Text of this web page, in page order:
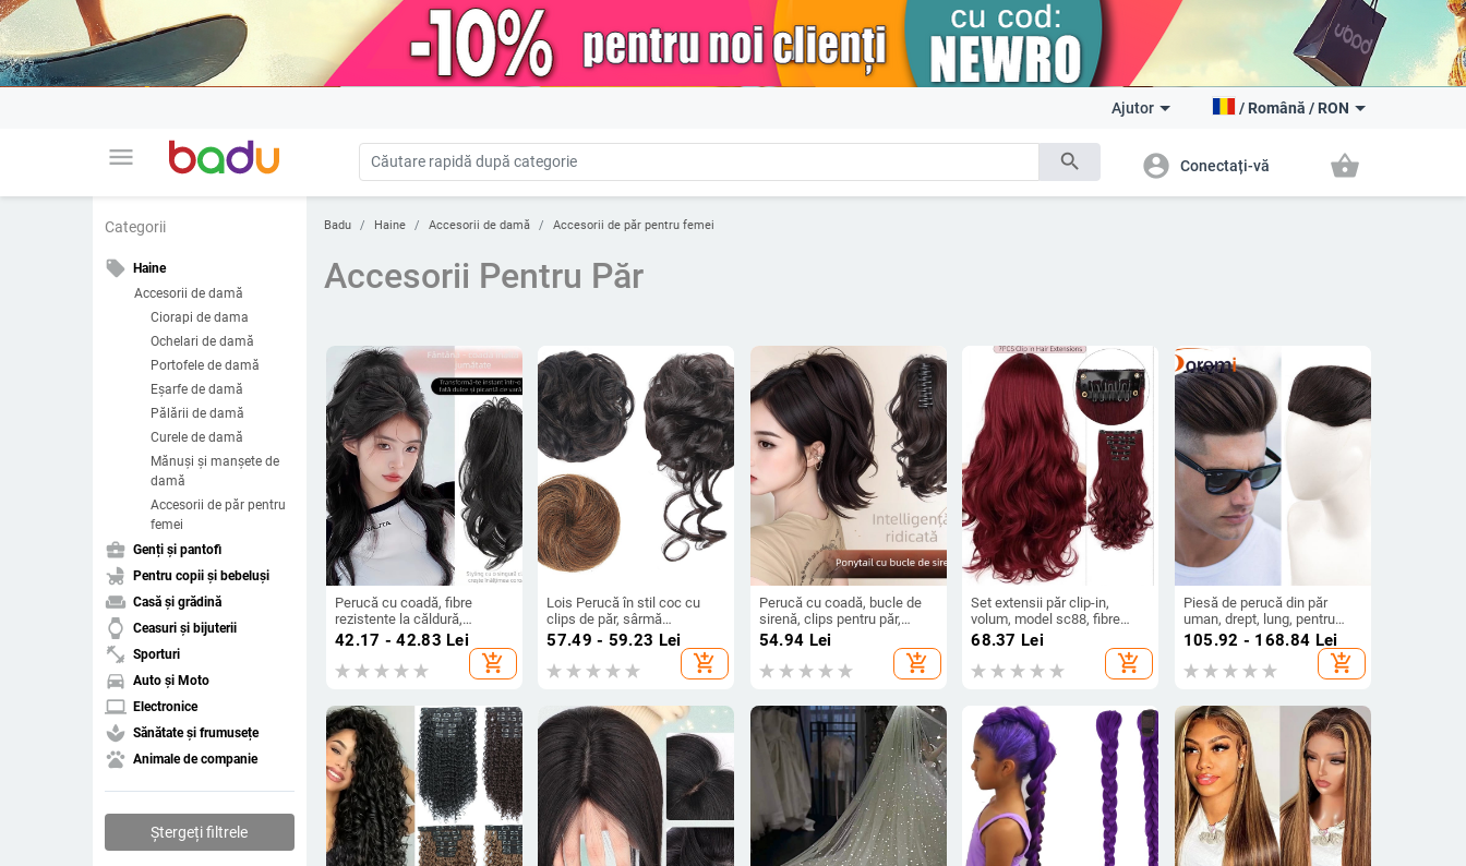
menu search
Ajutor / Română / RON
account_circle Conectați-vă shopping_basket
Categorii
local_offer
Haine
Accesorii de damă
Ciorapi de dama
Ochelari de damă
Portofele de damă
Eșarfe de damă
Pălării de damă
Curele de damă
Mănuși și manșete de
damă
Accesorii de păr pentru
femei
business_center Genți și pantofi
child_friendly Pentru copii și bebeluși
weekend Casă și grădină
watch Ceasuri și bijuterii
fitness_center Sporturi
directions_car Auto și Moto
laptop Electronice
spa Sănătate și frumusețe
pets Animale de companie
Ștergeți filtrele
Badu Haine Accesorii de damă Accesorii de păr pentru femei
Accesorii Pentru Păr
Perucă cu coadă, fibre
rezistente la căldură,
lungime medie‑lungă, stil
cascadă cu bucle, model
coadă cascadă, nu poate fi
42.17 - 42.83 Lei
add_shopping_cart
Lois Perucă în stil coc cu
clips de păr, sârmă
rezistentă la temperaturi
înalte, opțiuni de clips: clip
mic sau clip mare, nu este
compatibilă cu vopsirea cu
57.49 - 59.23 Lei
add_shopping_cart
Perucă cu coadă, bucle de
sirenă, clips pentru păr,
coadă scurtă, coroană înaltă,
54.94 Lei
add_shopping_cart
Set extensii păr clip-in,
volum, model sc88, fibre
rezistente la temperatură
înaltă, lungime șuviță 13 cm
68.37 Lei
add_shopping_cart
Piesă de perucă din păr
uman, drept, lung, pentru
bărbați, model BF139-BF142
105.92 - 168.84 Lei
add_shopping_cart